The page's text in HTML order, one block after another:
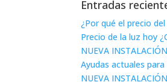
Entradas
¿Por qué el precio
Precio de la luz hoy
NUEVA
Ayudas actuales
NUEVA